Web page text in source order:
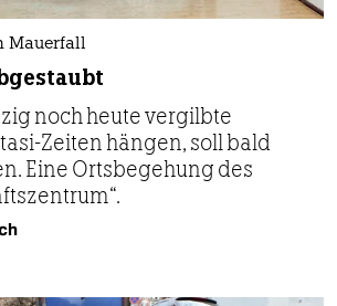
Mauerfall
noch heute vergilbte
Zeiten hängen, soll bald
Eine Ortsbegehung des